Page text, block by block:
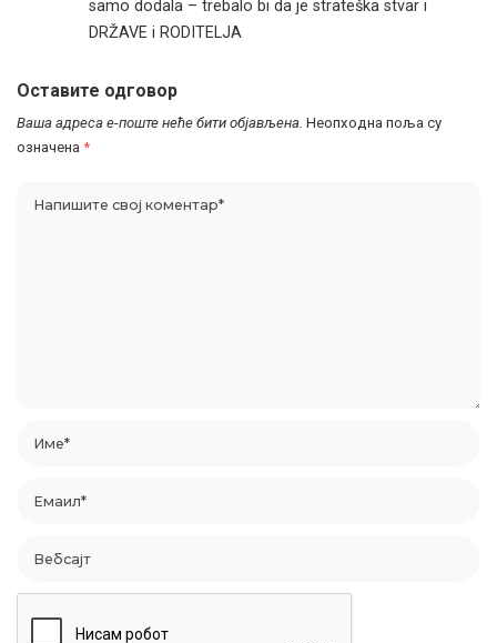
samo dodala – trebalo bi da je strateška stvar i
DRŽAVE i RODITELJA
Оставите одговор
Ваша адреса е-поште неће бити објављена. Неопходна поља су
означена *